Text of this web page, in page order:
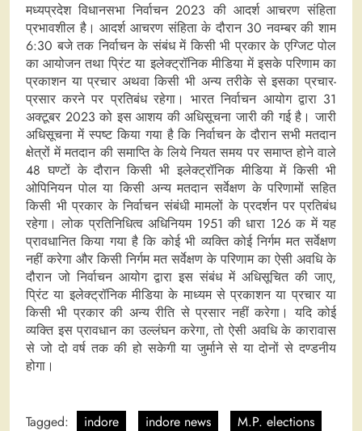
मध्यप्रदेश विधानसभा निर्वाचन 2023 की आदर्श आचरण संहिता
प्रभावशील है। आदर्श आचरण संहिता के दौरान 30 नवम्बर की शाम
6:30 बजे तक निर्वाचन के संबंध में किसी भी प्रकार के एग्जिट पोल
का आयोजन तथा प्रिंट या इलेक्ट्रॉनिक मीडिया में इसके परिणाम का
प्रकाशन या प्रचार अथवा किसी भी अन्य तरीके से इसका प्रचार-
प्रसार करने पर प्रतिबंध रहेगा। भारत निर्वाचन आयोग द्वारा 31
अक्टूबर 2023 को इस आशय की अधिसूचना जारी की गई है। जारी
अधिसूचना में स्पष्ट किया गया है कि निर्वाचन के दौरान सभी मतदान
क्षेत्रों में मतदान की समाप्ति के लिये नियत समय पर समाप्त होने वाले
48 घण्टों के दौरान किसी भी इलेक्ट्रॉनिक मीडिया में किसी भी
ओपिनियन पोल या किसी अन्य मतदान सर्वेक्षण के परिणामों सहित
किसी भी प्रकार के निर्वाचन संबंधी मामलों के प्रदर्शन पर प्रतिबंध
रहेगा। लोक प्रतिनिधित्व अधिनियम 1951 की धारा 126 क में यह
प्रावधानित किया गया है कि कोई भी व्यक्ति कोई निर्गम मत सर्वेक्षण
नहीं करेगा और किसी निर्गम मत सर्वेक्षण के परिणाम का ऐसी अवधि के
दौरान जो निर्वाचन आयोग द्वारा इस संबंध में अधिसूचित की जाए,
प्रिंट या इलेक्ट्रॉनिक मीडिया के माध्यम से प्रकाशन या प्रचार या
किसी भी प्रकार की अन्य रीति से प्रसार नहीं करेगा। यदि कोई
व्यक्ति इस प्रावधान का उल्लंघन करेगा, तो ऐसी अवधि के कारावास
से जो दो वर्ष तक की हो सकेगी या जुर्माने से या दोनों से दण्डनीय
होगा।
Tagged: indore indore news M.P. elections